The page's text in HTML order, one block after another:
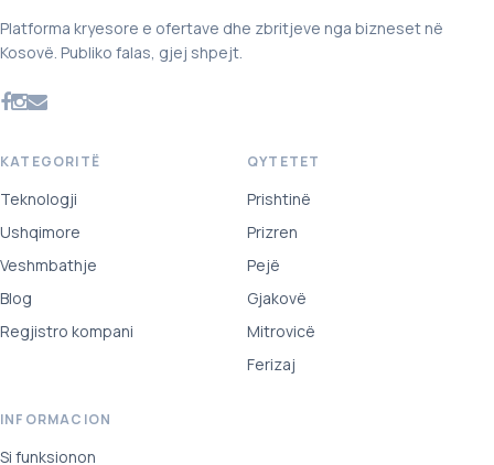
Platforma kryesore e ofertave dhe zbritjeve nga bizneset në
Kosovë. Publiko falas, gjej shpejt.
KATEGORITË
Teknologji
Ushqimore
Veshmbathje
Blog
Regjistro kompani
QYTETET
Prishtinë
Prizren
Pejë
Gjakovë
Mitrovicë
Ferizaj
INFORMACION
Si funksionon